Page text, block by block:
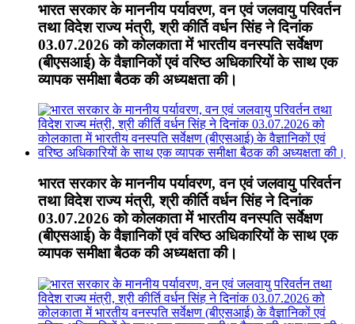
भारत सरकार के माननीय पर्यावरण, वन एवं जलवायु परिवर्तन
तथा विदेश राज्य मंत्री, श्री कीर्ति वर्धन सिंह ने दिनांक
03.07.2026 को कोलकाता में भारतीय वनस्पति सर्वेक्षण
(बीएसआई) के वैज्ञानिकों एवं वरिष्ठ अधिकारियों के साथ एक
व्यापक समीक्षा बैठक की अध्यक्षता की।
भारत सरकार के माननीय पर्यावरण, वन एवं जलवायु परिवर्तन
तथा विदेश राज्य मंत्री, श्री कीर्ति वर्धन सिंह ने दिनांक
03.07.2026 को कोलकाता में भारतीय वनस्पति सर्वेक्षण
(बीएसआई) के वैज्ञानिकों एवं वरिष्ठ अधिकारियों के साथ एक
व्यापक समीक्षा बैठक की अध्यक्षता की।